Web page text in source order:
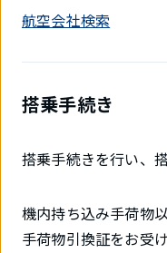
航空会社検索
搭乗手続き
搭乗手続きを行い、
機内持ち込み手荷物
手荷物引換証をお受